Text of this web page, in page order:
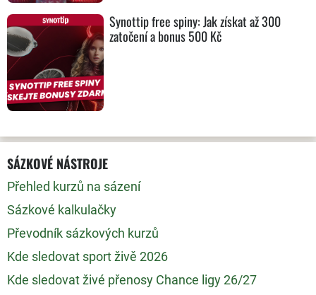
Synottip free spiny: Jak získat až 300
zatočení a bonus 500 Kč
SÁZKOVÉ NÁSTROJE
Přehled kurzů na sázení
Sázkové kalkulačky
Převodník sázkových kurzů
Kde sledovat sport živě 2026
Kde sledovat živé přenosy Chance ligy 26/27